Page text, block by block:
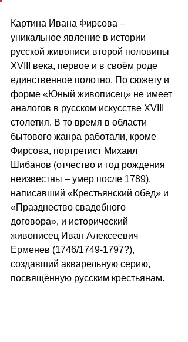
Картина Ивана Фирсова –
уникальное явление в истории
русской живописи второй половины
XVIII века, первое и в своём роде
единственное полотно. По сюжету и
форме «Юный живописец» не имеет
аналогов в русском искусстве XVIII
столетия. В то время в области
бытового жанра работали, кроме
Фирсова, портретист Михаил
Шибанов (отчество и год рождения
неизвестны – умер после 1789),
написавший «Крестьянский обед» и
«Празднество свадебного
договора», и исторический
живописец Иван Алексеевич
Ерменев (1746/1749-1797?),
создавший акварельную серию,
посвящённую русским крестьянам.